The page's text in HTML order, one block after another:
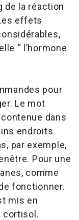
de la réaction
effets
“ l’hormone
pour
Le mot
contenue dans
endroits
par exemple,
Pour une
comme
fonctionner.
mis en
cortisol.